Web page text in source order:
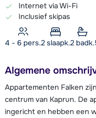
Internet via Wi-Fi
Inclusief skipas
4 - 6 pers.2 slaapk.2 badk.
Algemene
Appartementen Falken
centrum van Kaprun. De
ingericht en hebben een